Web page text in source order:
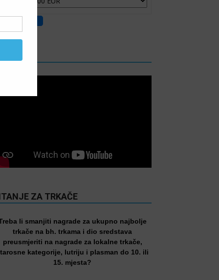
ZA TRKAČE
li smanjiti nagrade za ukupno najbolje
trkače na bh. trkama i dio sredstava
preusmjeriti na nagrade za lokalne trkače,
kategorije, lutriju i plasman do 10. ili
15. mjesta?